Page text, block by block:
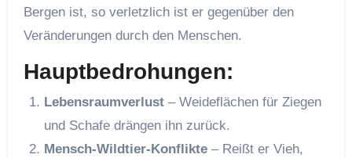
Bergen ist, so verletzlich ist er gegenüber den
Veränderungen durch den Menschen.
Hauptbedrohungen:
Lebensraumverlust– Weideflächen für Ziegen
und Schafe drängen ihn zurück.
Mensch-Wildtier-Konflikte– Reißt er Vieh,